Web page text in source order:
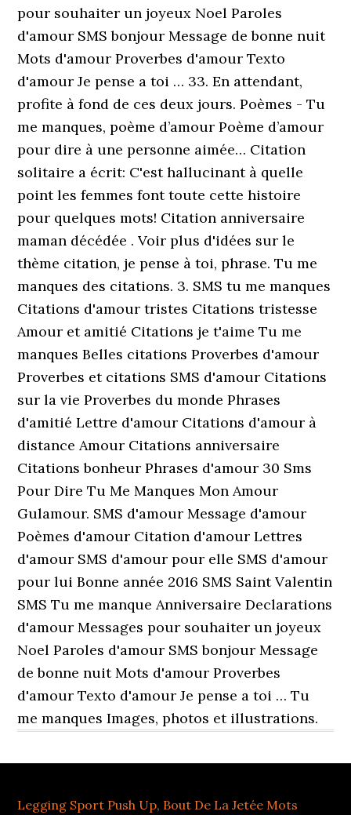
pour souhaiter un joyeux Noel Paroles
d'amour SMS bonjour Message de bonne nuit
Mots d'amour Proverbes d'amour Texto
d'amour Je pense a toi … 33. En attendant,
profite à fond de ces deux jours. Poèmes - Tu
me manques, poème d’amour Poème d’amour
pour dire à une personne aimée… Citation
solitaire a écrit: C'est hallucinant à quelle
point les femmes font toute cette histoire
pour quelques mots! Citation anniversaire
maman décédée . Voir plus d'idées sur le
thème citation, je pense à toi, phrase. Tu me
manques des citations. 3. SMS tu me manques
Citations d'amour tristes Citations tristesse
Amour et amitié Citations je t'aime Tu me
manques Belles citations Proverbes d'amour
Proverbes et citations SMS d'amour Citations
sur la vie Proverbes du monde Phrases
d'amitié Lettre d'amour Citations d'amour à
distance Amour Citations anniversaire
Citations bonheur Phrases d'amour 30 Sms
Pour Dire Tu Me Manques Mon Amour
Gulamour. SMS d'amour Message d'amour
Poèmes d'amour Citation d'amour Lettres
d'amour SMS d'amour pour elle SMS d'amour
pour lui Bonne année 2016 SMS Saint Valentin
SMS Tu me manque Anniversaire Declarations
d'amour Messages pour souhaiter un joyeux
Noel Paroles d'amour SMS bonjour Message
de bonne nuit Mots d'amour Proverbes
d'amour Texto d'amour Je pense a toi … Tu
me manques Images, photos et illustrations.
Legging Sport Push Up, Bout De La Jetée Mots